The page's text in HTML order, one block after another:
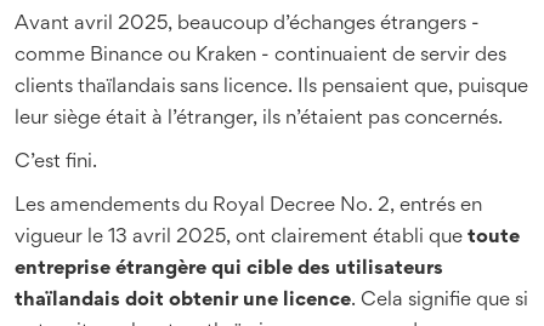
Avant avril 2025, beaucoup d’échanges étrangers -
comme Binance ou Kraken - continuaient de servir des
clients thaïlandais sans licence. Ils pensaient que, puisque
leur siège était à l’étranger, ils n’étaient pas concernés.
C’est fini.
Les amendements du Royal Decree No. 2, entrés en
vigueur le 13 avril 2025, ont clairement établi que toute
entreprise étrangère qui cible des utilisateurs
thaïlandais doit obtenir une licence. Cela signifie que si